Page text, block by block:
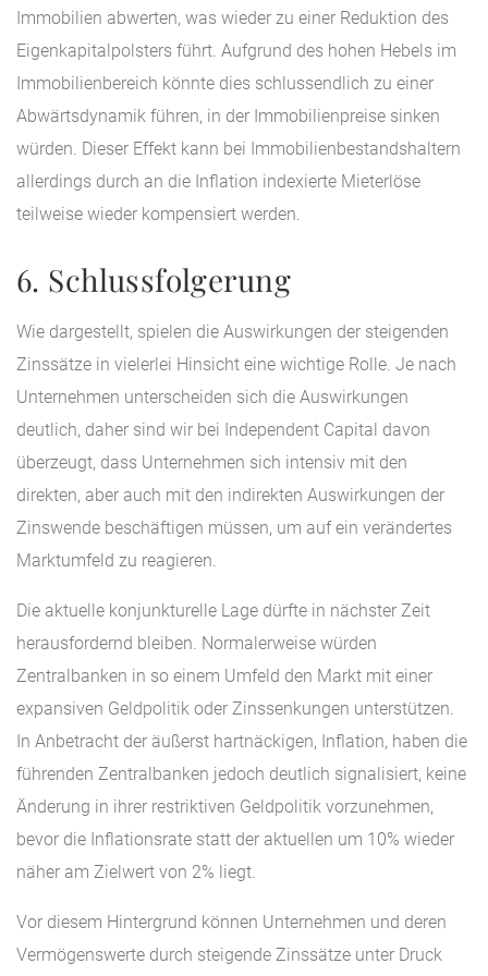
Immobilien abwerten, was wieder zu einer Reduktion des
Eigenkapitalpolsters führt. Aufgrund des hohen Hebels im
Immobilienbereich könnte dies schlussendlich zu einer
Abwärtsdynamik führen, in der Immobilienpreise sinken
würden. Dieser Effekt kann bei Immobilienbestandshaltern
allerdings durch an die Inflation indexierte Mieterlöse
teilweise wieder kompensiert werden.
6. Schlussfolgerung
Wie dargestellt, spielen die Auswirkungen der steigenden
Zinssätze in vielerlei Hinsicht eine wichtige Rolle. Je nach
Unternehmen unterscheiden sich die Auswirkungen
deutlich, daher sind wir bei Independent Capital davon
überzeugt, dass Unternehmen sich intensiv mit den
direkten, aber auch mit den indirekten Auswirkungen der
Zinswende beschäftigen müssen, um auf ein verändertes
Marktumfeld zu reagieren.
Die aktuelle konjunkturelle Lage dürfte in nächster Zeit
herausfordernd bleiben. Normalerweise würden
Zentralbanken in so einem Umfeld den Markt mit einer
expansiven Geldpolitik oder Zinssenkungen unterstützen.
In Anbetracht der äußerst hartnäckigen, Inflation, haben die
führenden Zentralbanken jedoch deutlich signalisiert, keine
Änderung in ihrer restriktiven Geldpolitik vorzunehmen,
bevor die Inflationsrate statt der aktuellen um 10% wieder
näher am Zielwert von 2% liegt.
Vor diesem Hintergrund können Unternehmen und deren
Vermögenswerte durch steigende Zinssätze unter Druck